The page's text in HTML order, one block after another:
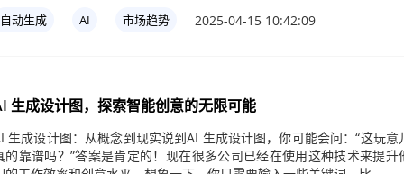
自动生成 AI 市场趋势 2025-04-15 10:42:09
生成设计图，探索智能创意的无限可能
生成设计图：从概念到现实说到AI 生成设计图，你可能会问：“这玩意
的靠谱吗？”答案是肯定的！现在很多公司已经在使用这种技术来提升